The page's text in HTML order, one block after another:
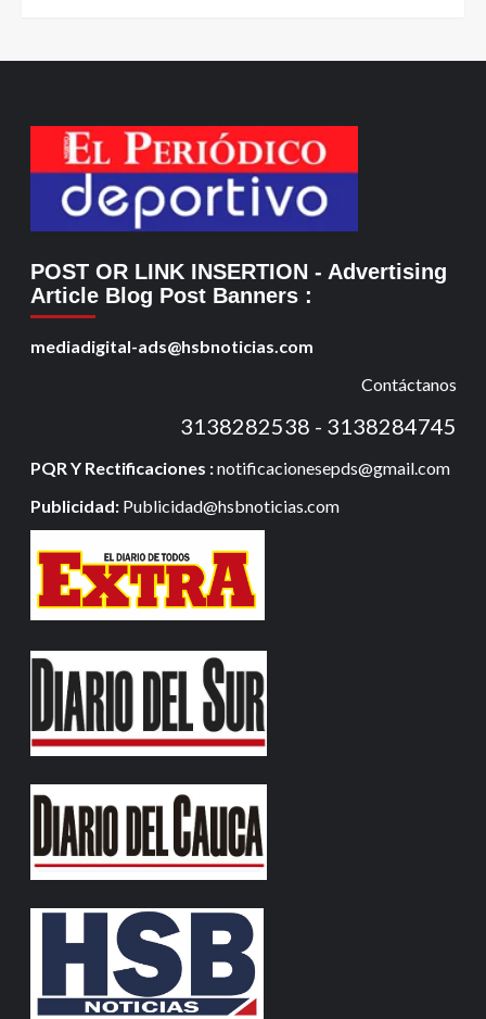
POST OR LINK INSERTION - Advertising
Article Blog Post Banners :
mediadigital-ads@hsbnoticias.com
Contáctanos
3138282538 - 3138284745
PQR Y Rectificaciones :notificacionesepds@gmail.com
Publicidad: Publicidad@hsbnoticias.com